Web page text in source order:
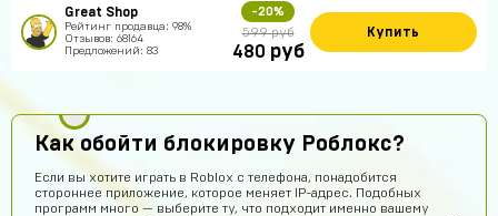
Great Shop
Рейтинг продавца: 98%
Отзывов: 68164
Предложений: 83
-20%
599 руб
480 руб
Купить
Как обойти блокировку Роблокс?
Если вы хотите играть в Roblox с телефона, понадобится
стороннее приложение, которое меняет IP-адрес. Подобных
программ много — выберите ту, что подходит именно вашему